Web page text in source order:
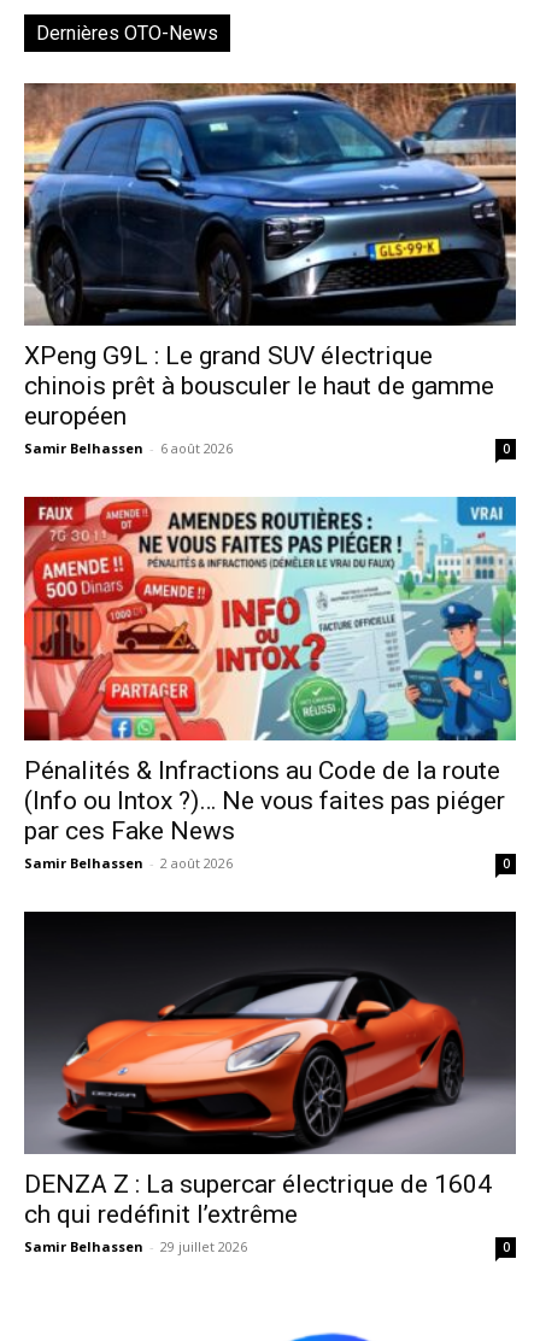
Dernières OTO-News
XPeng G9L : Le grand SUV électrique
chinois prêt à bousculer le haut de gamme
européen
Samir Belhassen - 6 août 2026 0
Pénalités & Infractions au Code de la route
(Info ou Intox ?)… Ne vous faites pas piéger
par ces Fake News
Samir Belhassen - 2 août 2026 0
DENZA Z : La supercar électrique de 1604
ch qui redéfinit l’extrême
Samir Belhassen - 29 juillet 2026 0